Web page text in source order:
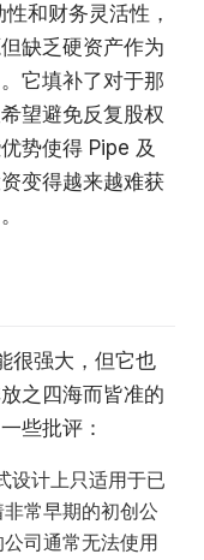
和财务灵活性，
缺乏硬资产作为
它填补了对于那
望避免反复股权
势使得 Pipe 及
变得越来越难获
很强大，但它也
之四海而皆准的
些批评：
设计上只适用于已
常早期的初创公
司通常无法使用